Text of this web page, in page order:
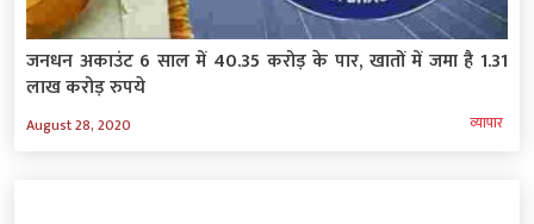
जनधन अकाउंट 6 साल में 40.35 करोड़ के पार, खातों में जमा है 1.31
लाख करोड़ रुपये
August 28, 2020 व्‍यापार